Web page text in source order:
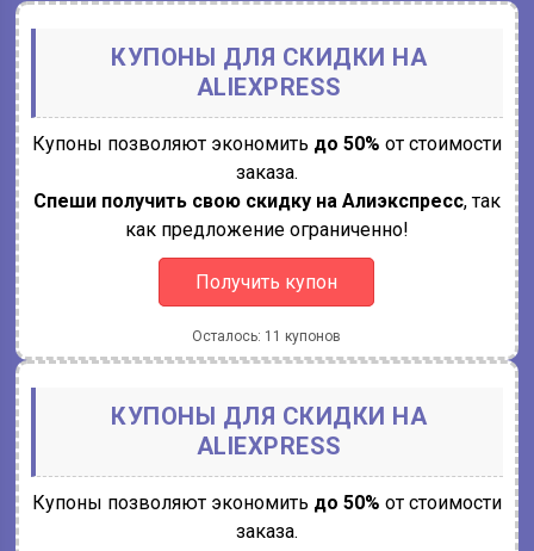
КУПОНЫ ДЛЯ СКИДКИ НА
ALIEXPRESS
Купоны позволяют экономить до 50% от стоимости
заказа.
Спеши получить свою скидку на Алиэкспресс, так
как предложение ограниченно!
Получить купон
Осталось: 11 купонов
КУПОНЫ ДЛЯ СКИДКИ НА
ALIEXPRESS
Купоны позволяют экономить до 50% от стоимости
заказа.